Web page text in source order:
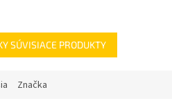
SÚVISIACE PRODUKTY
Značka